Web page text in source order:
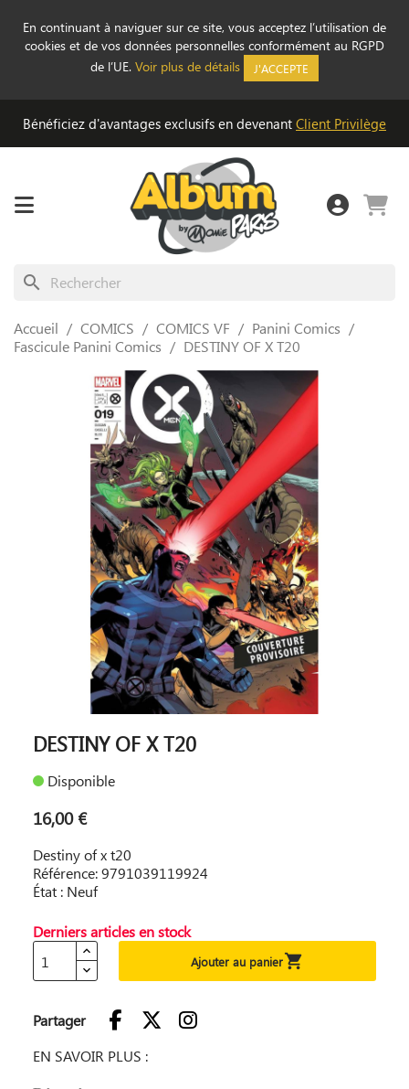
En continuant à naviguer sur ce site, vous acceptez l’utilisation de
cookies et de vos données personnelles conformément au RGPD
de l’UE. Voir plus de détails J'ACCEPTE
Bénéficiez d'avantages exclusifs en devenant Client Privilège
search
Accueil COMICS COMICS VF
Panini Comics
Fascicule Panini Comics
DESTINY OF X T20
DESTINY OF X T20
Disponible
16,00 €
Destiny of x t20
Référence: 9791039119924
État : Neuf
Derniers articles en stock
Ajouter au panier
Partager
EN SAVOIR PLUS :